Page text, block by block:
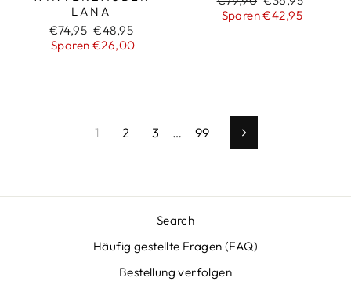
LANA
Normaler
Preis
€74,95 Sonderpreis
€48,95
Sparen €26,00
Preis
Sparen €42,95
1 2 3 … 99 Vorwärts
Search
Häufig gestellte Fragen (FAQ)
Bestellung verfolgen